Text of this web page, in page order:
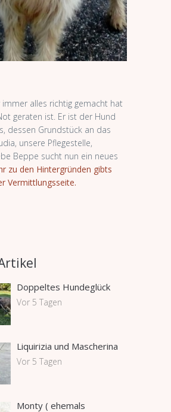
immer alles richtig gemacht hat
geraten ist. Er ist der Hund
dessen Grundstück an das
unsere Pflegestelle,
Beppe sucht nun ein neues
zu den Hintergründen gibts
Vermittlungsseite.
Doppeltes Hundeglück
Vor 5 Tagen
Liquirizia und Mascherina
Vor 5 Tagen
Monty ( ehemals